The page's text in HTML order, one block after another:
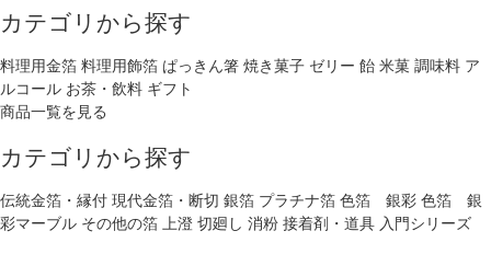
カテゴリから探す
料理用金箔 料理用飾箔 ぱっきん箸 焼き菓子 ゼリー 飴 米菓 調味料 ア
ルコール お茶・飲料 ギフト
商品一覧を見る
カテゴリから探す
伝統金箔・縁付 現代金箔・断切 銀箔 プラチナ箔 色箔 銀彩 色箔 銀
彩マーブル その他の箔 上澄 切廻し 消粉 接着剤・道具 入門シリーズ